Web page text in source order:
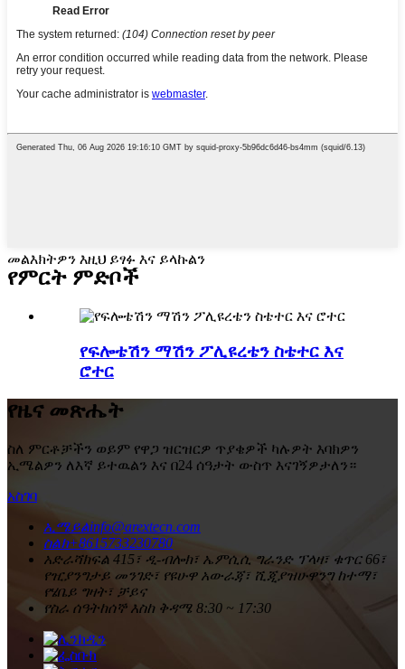
መልእክትዎን እዚህ ይፃፉ እና ይላኩልን
የምርት ምድቦች
የፍሎቴሽን ማሽን ፖሊዩረቴን ስቴተር እና
ሮተር
የዜና መጽሔት
ስለ ምርቶቻችን ወይም የዋጋ ዝርዝርዎ ጥያቄዎች ካሉዎት እባክዎን
ኢሜልዎን ለእኛ ይተዉልን እና በ24 ሰዓታት ውስጥ እናገኝዎታለን።
አስገባ
ኢሜይልinfo@arextecn.com
ስልክ+8615733230780
አድራሻክፍል 415፣ ዲ-ብሎክ፣ ኤምሲሲ ግራንድ ፕላዛ፣ ቁጥር 66፣
የዢያንግታይ መንገድ፣ የዩሁዋ አውራጃ፣ ሺጂያዝሁዋንግ ከተማ፣
የሄቤይ ግዛት፣ ቻይና
የስራ ሰዓትከሰኞ እስከ ቅዳሜ 8:30 ~ 17:30